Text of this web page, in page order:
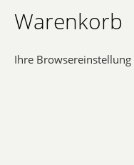
Warenkorb
Ihre